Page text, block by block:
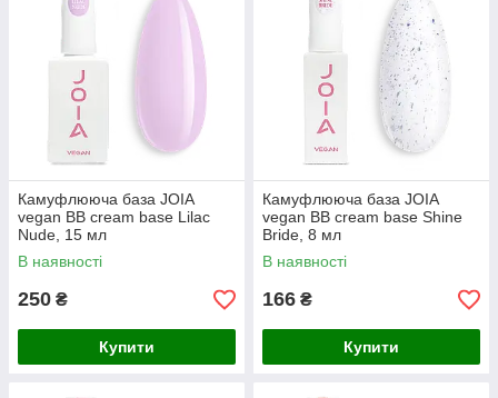
Камуфлююча база JOIA
vegan BB cream base Lilac
Nude, 15 мл
В наявності
250 ₴
Купити
Камуфлююча база JOIA
vegan BB cream base Shine
Bride, 8 мл
В наявності
166 ₴
Купити